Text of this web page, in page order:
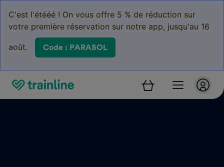
C'est l'étééé ! On vous offre 5 % de réduction sur
votre première réservation sur notre app, jusqu'au 16
août. Code : PARASOL